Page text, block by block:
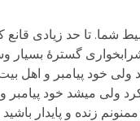
شما. تا حد زیادی
گسترۀ بسیار
شد ولی خود پیامبر و
ولی میشد خود پیامبر
زنده و پایدار باشید